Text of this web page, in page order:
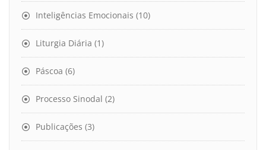
Inteligências Emocionais (10)
Liturgia Diária (1)
Páscoa (6)
Processo Sinodal (2)
Publicações (3)